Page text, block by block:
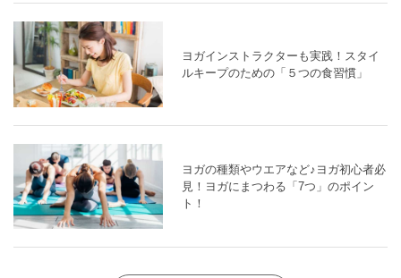
ヨガインストラクターも実践！スタイ
ルキープのための「５つの食習慣」
ヨガの種類やウエアなど♪ヨガ初心者必
見！ヨガにまつわる「7つ」のポイン
ト！